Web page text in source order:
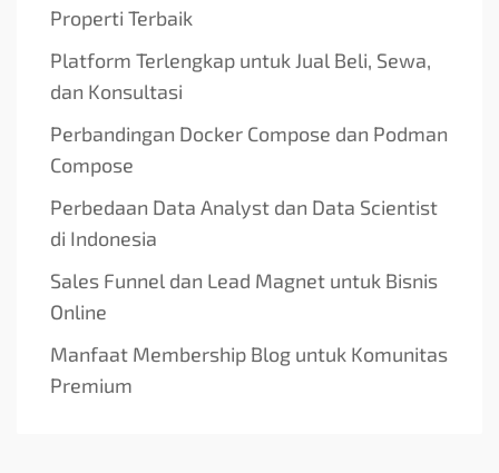
Properti Terbaik
Platform Terlengkap untuk Jual Beli, Sewa,
dan Konsultasi
Perbandingan Docker Compose dan Podman
Compose
Perbedaan Data Analyst dan Data Scientist
di Indonesia
Sales Funnel dan Lead Magnet untuk Bisnis
Online
Manfaat Membership Blog untuk Komunitas
Premium